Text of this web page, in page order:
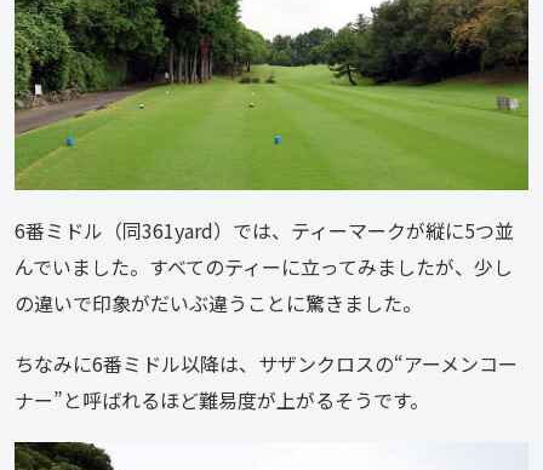
6番ミドル（同361yard）では、ティーマークが縦に5つ並
んでいました。すべてのティーに立ってみましたが、少し
の違いで印象がだいぶ違うことに驚きました。
ちなみに6番ミドル以降は、サザンクロスの“アーメンコー
ナー”と呼ばれるほど難易度が上がるそうです。